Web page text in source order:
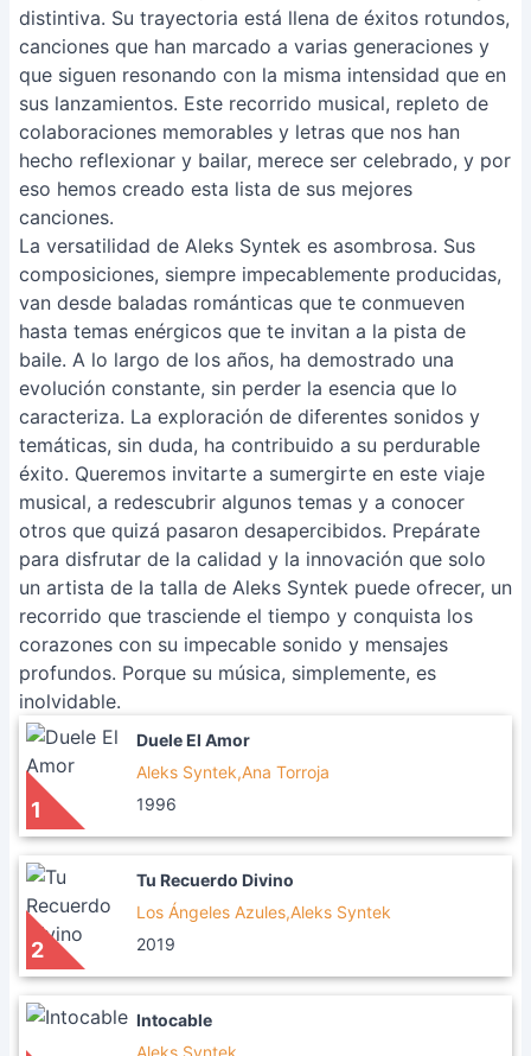
distintiva. Su trayectoria está llena de éxitos rotundos,
canciones que han marcado a varias generaciones y
que siguen resonando con la misma intensidad que en
sus lanzamientos. Este recorrido musical, repleto de
colaboraciones memorables y letras que nos han
hecho reflexionar y bailar, merece ser celebrado, y por
eso hemos creado esta lista de sus mejores
canciones.
La versatilidad de Aleks Syntek es asombrosa. Sus
composiciones, siempre impecablemente producidas,
van desde baladas románticas que te conmueven
hasta temas enérgicos que te invitan a la pista de
baile. A lo largo de los años, ha demostrado una
evolución constante, sin perder la esencia que lo
caracteriza. La exploración de diferentes sonidos y
temáticas, sin duda, ha contribuido a su perdurable
éxito. Queremos invitarte a sumergirte en este viaje
musical, a redescubrir algunos temas y a conocer
otros que quizá pasaron desapercibidos. Prepárate
para disfrutar de la calidad y la innovación que solo
un artista de la talla de Aleks Syntek puede ofrecer, un
recorrido que trasciende el tiempo y conquista los
corazones con su impecable sonido y mensajes
profundos. Porque su música, simplemente, es
inolvidable.
1
Duele El Amor
Aleks Syntek,Ana Torroja
1996
2
Tu Recuerdo Divino
Los Ángeles Azules,Aleks Syntek
2019
Intocable
Aleks Syntek